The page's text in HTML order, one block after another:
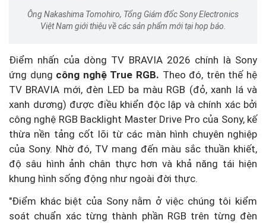
Ông Nakashima Tomohiro, Tổng Giám đốc Sony Electronics
Việt Nam giới thiệu về các sản phẩm mới tại họp báo.
Điểm nhấn của dòng TV BRAVIA 2026 chính là Sony
ứng dụng công nghệ True RGB. Theo đó, trên thế hệ
TV BRAVIA mới, đèn LED ba màu RGB (đỏ, xanh lá và
xanh dương) được điều khiển độc lập và chính xác bởi
công nghệ RGB Backlight Master Drive Pro của Sony, kế
thừa nền tảng cốt lõi từ các màn hình chuyên nghiệp
của Sony. Nhờ đó, TV mang đến màu sắc thuần khiết,
độ sâu hình ảnh chân thực hơn và khả năng tái hiện
khung hình sống động như ngoài đời thực.
"Điểm khác biệt của Sony nằm ở việc chúng tôi kiểm
soát chuẩn xác từng thành phần RGB trên từng đèn